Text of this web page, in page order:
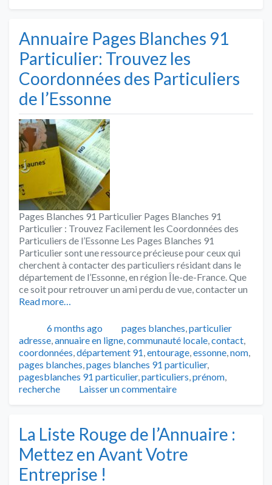
Annuaire Pages Blanches 91
Particulier: Trouvez les
Coordonnées des Particuliers
de l’Essonne
Pages Blanches 91 Particulier Pages Blanches 91
Particulier : Trouvez Facilement les Coordonnées des
Particuliers de l’Essonne Les Pages Blanches 91
Particulier sont une ressource précieuse pour ceux qui
cherchent à contacter des particuliers résidant dans le
département de l’Essonne, en région Île-de-France. Que
ce soit pour retrouver un ami perdu de vue, contacter un
Read more…
Publié
6 months ago Catégories
pages blanches,particulier
adresse,annuaire en ligne,communauté locale,contact,
coordonnées,département 91,entourage,essonne,nom,
pages blanches,pages blanches 91 particulier,
pagesblanches 91 particulier,particuliers,prénom,
recherche
Laisser un commentaire
La Liste Rouge de l’Annuaire :
Mettez en Avant Votre
Entreprise !